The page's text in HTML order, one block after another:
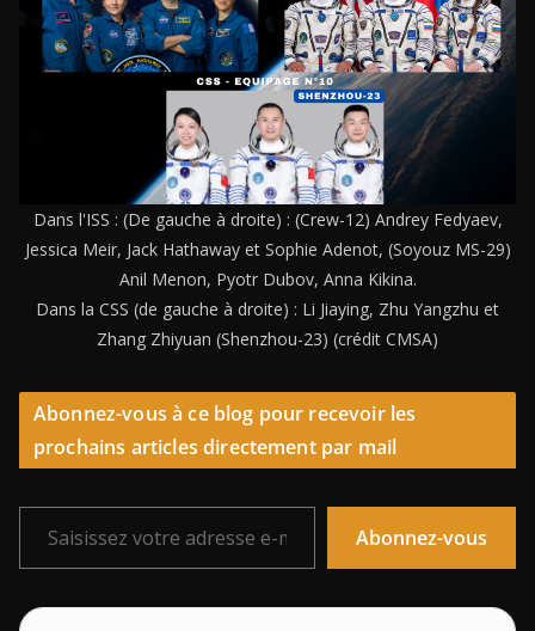
Dans l'ISS : (De gauche à droite) : (Crew-12) Andrey Fedyaev,
Jessica Meir, Jack Hathaway et Sophie Adenot, (Soyouz MS-29)
Anil Menon, Pyotr Dubov, Anna Kikina.
Dans la CSS (de gauche à droite) : Li Jiaying, Zhu Yangzhu et
Zhang Zhiyuan (Shenzhou-23) (crédit CMSA)
Abonnez-vous à ce blog pour recevoir les
prochains articles directement par mail
Saisissez votre adresse e-mail…
Abonnez-vous